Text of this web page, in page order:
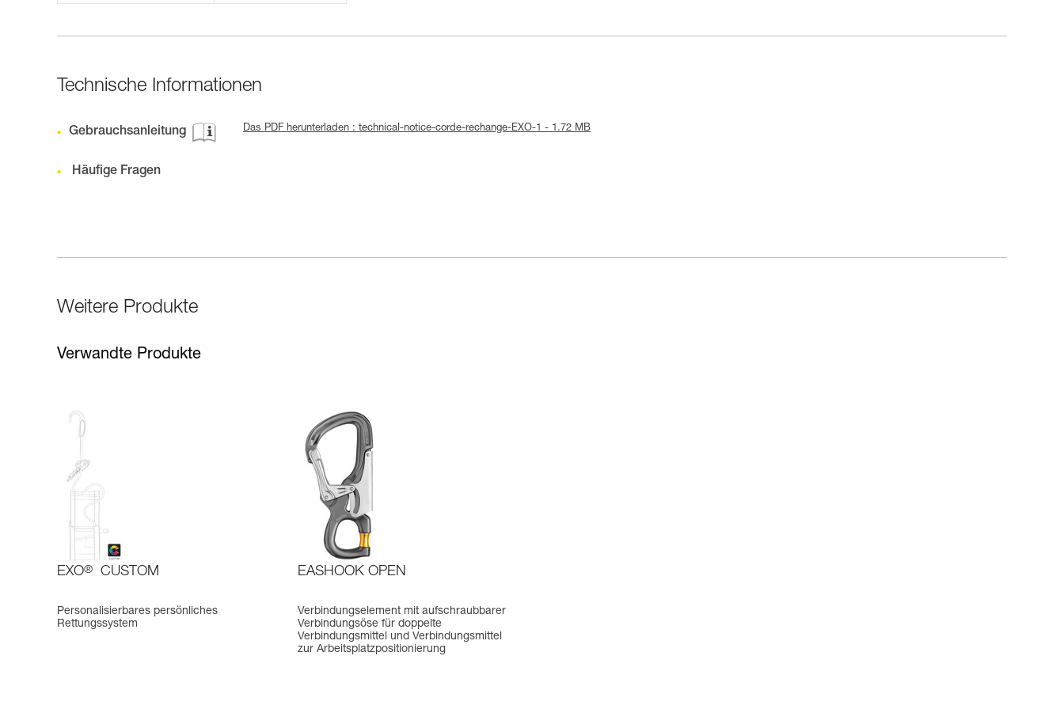
Technische Informationen
Gebrauchsanleitung Das PDF herunterladen : technical-notice-corde-rechange-EXO-1 - 1.72 MB
Häufige Fragen
Weitere Produkte
Verwandte Produkte
EXO® CUSTOM
Personalisierbares persönliches
Rettungssystem
EASHOOK OPEN
Verbindungselement mit aufschraubbarer
Verbindungsöse für doppelte
Verbindungsmittel und Verbindungsmittel
zur Arbeitsplatzpositionierung